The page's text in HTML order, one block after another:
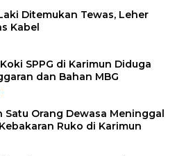
Ditemukan Tewas, Leher
Kabel
SPPG di Karimun Diduga
dan Bahan MBG
Satu Orang Dewasa Meninggal
Ruko di Karimun